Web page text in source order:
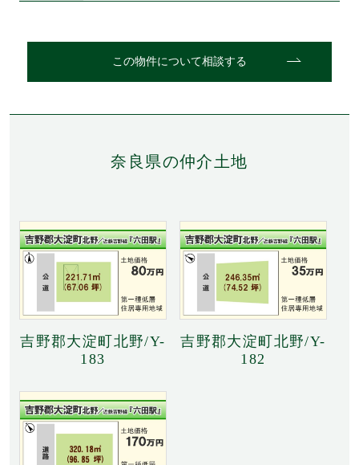
この物件について相談する
奈良県の仲介土地
吉野郡大淀町北野/Y-
183
吉野郡大淀町北野/Y-
182